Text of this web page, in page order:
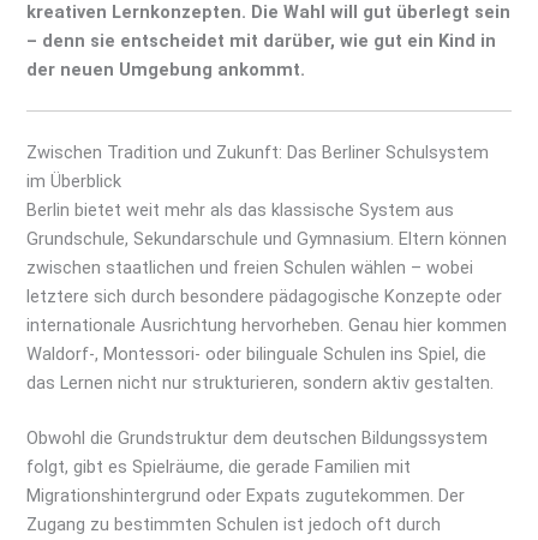
kreativen Lernkonzepten. Die Wahl will gut überlegt sein
– denn sie entscheidet mit darüber, wie gut ein Kind in
der neuen Umgebung ankommt.
Zwischen Tradition und Zukunft: Das Berliner Schulsystem
im Überblick
Berlin bietet weit mehr als das klassische System aus
Grundschule, Sekundarschule und Gymnasium. Eltern können
zwischen staatlichen und freien Schulen wählen – wobei
letztere sich durch besondere pädagogische Konzepte oder
internationale Ausrichtung hervorheben. Genau hier kommen
Waldorf-, Montessori- oder bilinguale Schulen ins Spiel, die
das Lernen nicht nur strukturieren, sondern aktiv gestalten.
Obwohl die Grundstruktur dem deutschen Bildungssystem
folgt, gibt es Spielräume, die gerade Familien mit
Migrationshintergrund oder Expats zugutekommen. Der
Zugang zu bestimmten Schulen ist jedoch oft durch